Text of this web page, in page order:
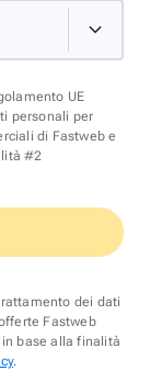
UE
personali per
di Fastweb e
#2
dei dati
Fastweb
base alla finalità
.